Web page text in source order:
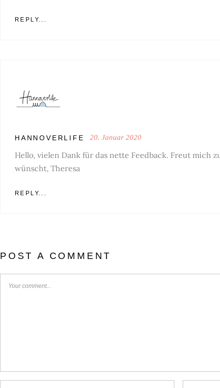
REPLY...
HANNOVERLIFE 20. Januar 2020
Hello, vielen Dank für das nette Feedback. Freut mich
wünscht, Theresa
REPLY...
POST A COMMENT